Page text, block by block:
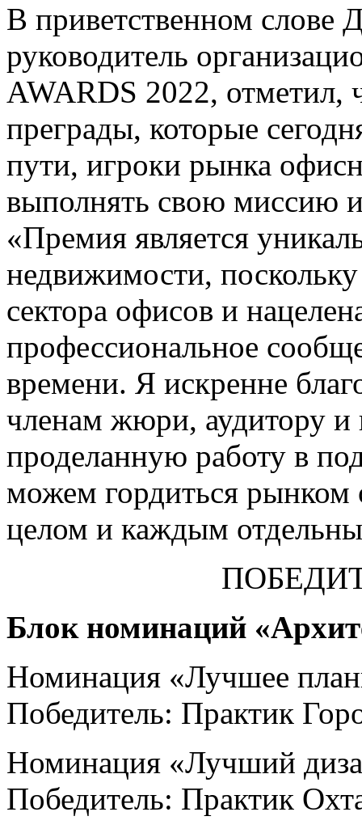
В приветственном слове
руководитель
AWARDS 2022, отметил,
преграды, которые
пути, игроки рынка
выполнять свою миссию
«Премия является
недвижимости,
сектора офисов и
профессиональное
времени. Я искренне
членам жюри, аудитору и
проделанную работу в
можем гордиться
целом и каждым
Блок номинаций
Номинация «Лучшее
Победитель: Практик
Номинация «Лучший
Победитель: Практик